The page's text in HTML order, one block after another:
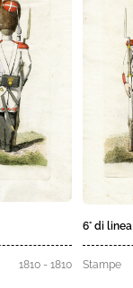
1810 - 1810
6° di linea
Stampe